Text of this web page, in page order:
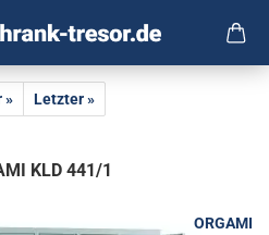
»
Letzter »
KLD 441/1
ORGAMI